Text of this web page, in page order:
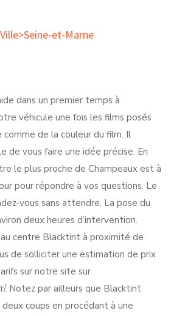
et-Marne
dans un premier temps à
véhicule une fois les films posés
de la couleur du film. Il
de vous faire une idée précise. En
le plus proche de Champeaux est à
pour répondre à vos questions. Le
vous sans attendre. La pose du
deux heures d’intervention.
centre Blacktint à proximité de
de solliciter une estimation de prix
sur notre site sur
Notez par ailleurs que Blacktint
coups en procédant à une